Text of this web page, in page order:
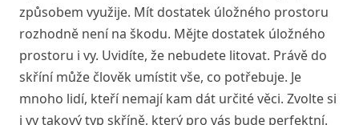
způsobem využije. Mít dostatek úložného prostoru
rozhodně není na škodu. Mějte dostatek úložného
prostoru i vy. Uvidíte, že nebudete litovat. Právě do
skříní může člověk umístit vše, co potřebuje. Je
mnoho lidí, kteří nemají kam dát určité věci. Zvolte si
i vy takový typ skříně, který pro vás bude perfektní.